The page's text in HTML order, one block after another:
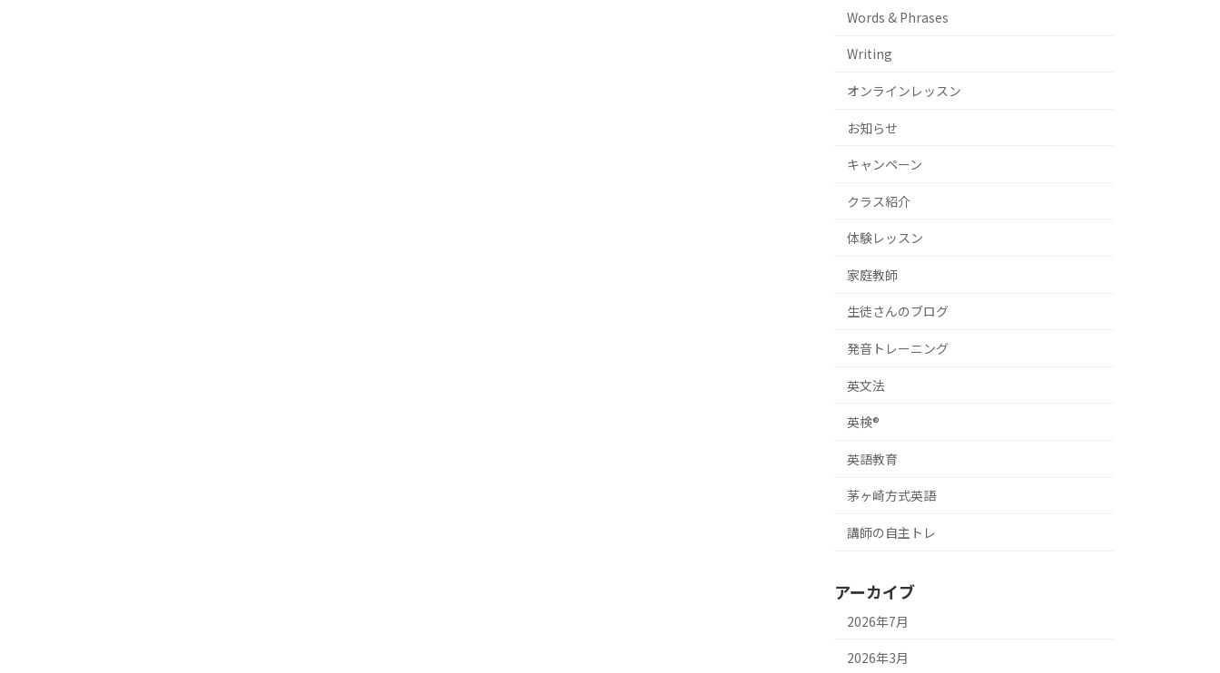
Words & Phrases
Writing
オンラインレッスン
お知らせ
キャンペーン
クラス紹介
体験レッスン
家庭教師
生徒さんのブログ
発音トレーニング
英文法
英検®
英語教育
茅ヶ崎方式英語
講師の自主トレ
アーカイブ
2026年7月
2026年3月